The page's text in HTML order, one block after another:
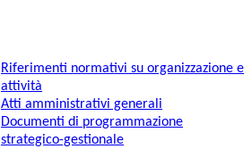
Riferimenti normativi su organizzazione e
attività
Atti amministrativi generali
Documenti di programmazione
strategico-gestionale